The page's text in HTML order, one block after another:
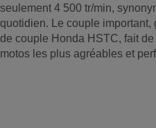
seulement 4 500 tr/min,
quotidien. Le couple important,
de couple Honda HSTC, fait
motos les plus agréables et